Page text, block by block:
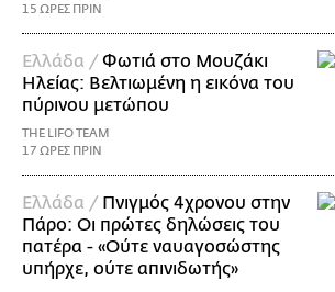
15 ΩΡΕΣ ΠΡΙΝ
Ελλάδα /Φωτιά στο Μουζάκι
Ηλείας: Βελτιωμένη η εικόνα του
πύρινου μετώπου
THE LIFO TEAM
17 ΩΡΕΣ ΠΡΙΝ
Ελλάδα / Πνιγμός 4χρονου στην
Πάρο: Οι πρώτες δηλώσεις του
πατέρα - «Ούτε ναυαγοσώστης
υπήρχε, ούτε απινιδωτής»